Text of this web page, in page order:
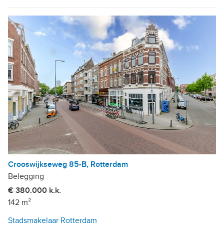
Crooswijkseweg 85-B, Rotterdam
Belegging
€ 380.000 k.k.
142 m²
Stadsmakelaar Rotterdam